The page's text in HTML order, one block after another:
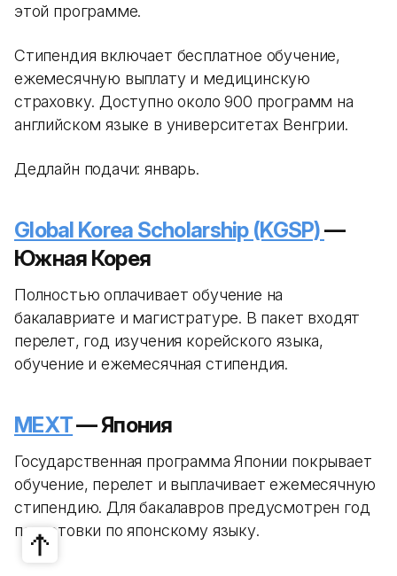
этой программе.
Стипендия включает бесплатное обучение,
ежемесячную выплату и медицинскую
страховку. Доступно около 900 программ на
английском языке в университетах Венгрии.
Дедлайн подачи: январь.
Global Korea Scholarship (KGSP)—
Южная Корея
Полностью оплачивает обучение на
бакалавриате и магистратуре. В пакет входят
перелет, год изучения корейского языка,
обучение и ежемесячная стипендия.
MEXT— Япония
Государственная программа Японии покрывает
обучение, перелет и выплачивает ежемесячную
стипендию. Для бакалавров предусмотрен год
подготовки по японскому языку.